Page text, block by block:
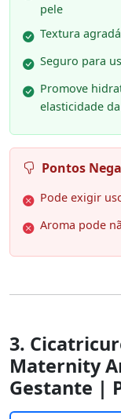
pele
Textura
Seguro para
Promove
elasticidade
Pontos
Pode exigir
Aroma pode
3.
Maternity
Gestante |